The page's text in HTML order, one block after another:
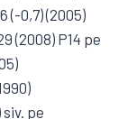
(-0,7) (2005)
(2008) P14 pe
pe